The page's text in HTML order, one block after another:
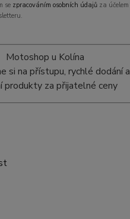
se zpracováním osobních údajů za účelem
Motoshop u Kolína
si na přístupu, rychlé dodání a
produkty za přijatelné ceny